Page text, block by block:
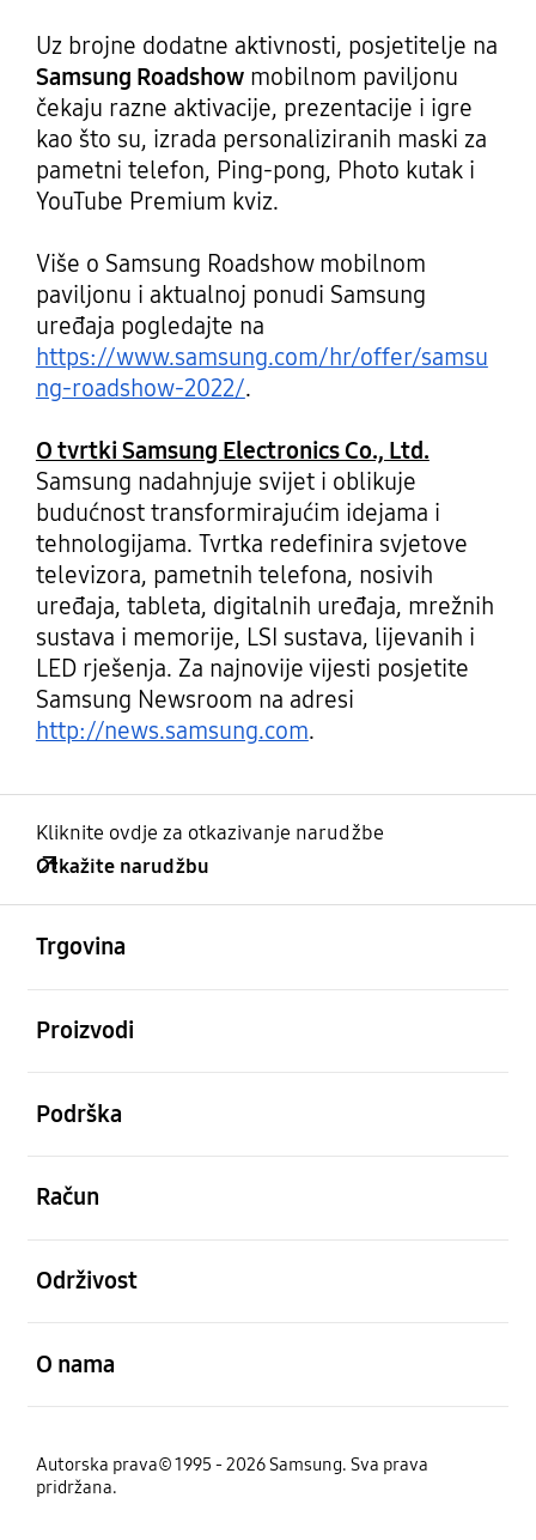
Uz brojne dodatne aktivnosti, posjetitelje na
Samsung Roadshowmobilnom paviljonu
čekaju razne aktivacije, prezentacije i igre
kao što su, izrada personaliziranih maski za
pametni telefon, Ping-pong, Photo kutak i
YouTube Premium kviz.
Više o Samsung Roadshow mobilnom
paviljonu i aktualnoj ponudi Samsung
uređaja pogledajte na
https://www.samsung.com/hr/offer/samsu
ng-roadshow-2022/.
O tvrtki Samsung Electronics Co., Ltd.
Samsung nadahnjuje svijet i oblikuje
budućnost transformirajućim idejama i
tehnologijama. Tvrtka redefinira svjetove
televizora, pametnih telefona, nosivih
uređaja, tableta, digitalnih uređaja, mrežnih
sustava i memorije, LSI sustava, lijevanih i
LED rješenja. Za najnovije vijesti posjetite
Samsung Newsroom na adresi
http://news.samsung.com.
Kliknite ovdje za otkazivanje narudžbe
Otkažite narudžbu
Trgovina
Proizvodi
Podrška
Račun
Održivost
O nama
Autorska prava© 1995 - 2026 Samsung. Sva prava
pridržana.